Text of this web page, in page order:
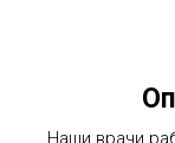
Наши врачи